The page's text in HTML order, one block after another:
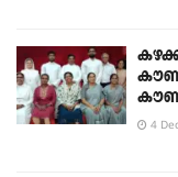
4